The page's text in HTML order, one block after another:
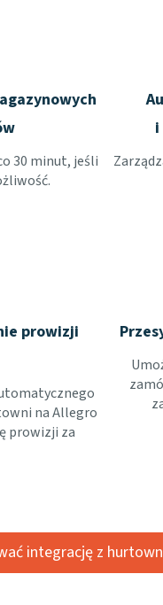
30 minut, jeśli
i
prowizji
na Allegro
prowizji za
integrację z